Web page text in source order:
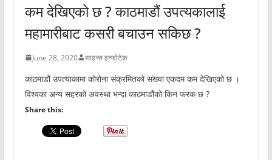
कम देखिएको छ ? काठमाडौं उपत्यकालाई
महामारीबाट कसरी बचाउन सकिछ ?
June 28, 2020 साइन्स इन्फोटेक
काठमाडौं उपत्याकामा कोरोना संक्रमितको संख्या एकदम कम देखिएको छ ।
विश्वका अन्य सहरको अवस्था भन्दा काठमाडौंको किन फरक छ ?
Share this: